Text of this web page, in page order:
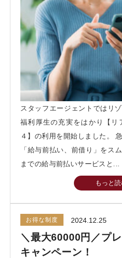
0120-
【TEL受付】9:30～
スタッフエージェントではリ
福利厚生の充実をはかり【リ
４】の利用を開始しました。
「給与前払い、前借り」を
までの給与前払いサービスと...
もっと読
お得な制度 2024.12.25
＼最大60000円／プ
キャンペーン！